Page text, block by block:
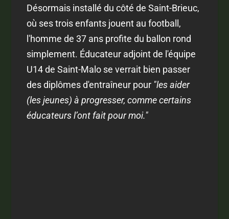
Désormais installé du côté de Saint-Brieuc,
où ses trois enfants jouent au football,
l'homme de 37 ans profite du ballon rond
simplement. Éducateur adjoint de l'équipe
U14 de Saint-Malo se verrait bien passer
des diplômes d'entraîneur pour "les aider
(les jeunes) à progresser, comme certains
éducateurs l’ont fait pour moi."